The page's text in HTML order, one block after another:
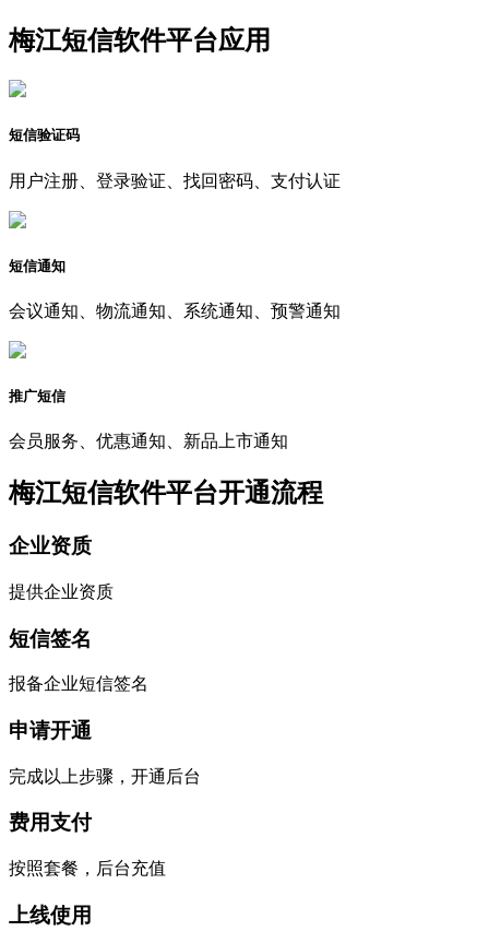
梅江短信软件平台应用
短信验证码
用户注册、登录验证、找回密码、支付认证
短信通知
会议通知、物流通知、系统通知、预警通知
推广短信
会员服务、优惠通知、新品上市通知
梅江短信软件平台开通流程
企业资质
提供企业资质
短信签名
报备企业短信签名
申请开通
完成以上步骤，开通后台
费用支付
按照套餐，后台充值
上线使用